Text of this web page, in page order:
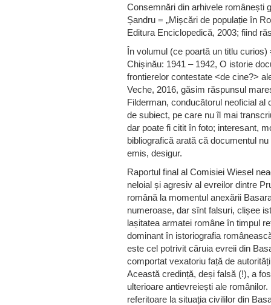
Consemnări din arhivele românești
Șandru = „Mișcări de populație în
Editura Enciclopedică, 2003; fiind
În volumul (ce poartă un titlu curios)
Chișinău: 1941 – 1942, O istorie
frontierelor contestate <de cine?>
Veche, 2016, găsim răspunsul
Filderman, conducătorul neoficial al
de subiect, pe care nu îl mai
dar poate fi citit în foto; interesant,
bibliografică arată că documentul
emis, desigur.
Raportul final al Comisiei Wiesel
neloial și agresiv al evreilor dintre
română la momentul anexării
numeroase, dar sînt falsuri, clișee
lașitatea armatei române în timpul
dominant în istoriografia
este cel potrivit căruia evreii din
comportat vexatoriu față de
Această credință, deși falsă (!), a
ulterioare antievreiești ale
referitoare la situația civililor din